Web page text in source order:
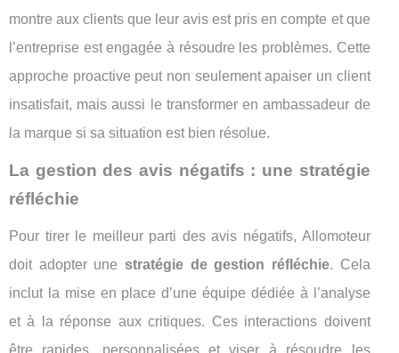
montre aux clients que leur avis est pris en compte et que
l’entreprise est engagée à résoudre les problèmes. Cette
approche proactive peut non seulement apaiser un client
insatisfait, mais aussi le transformer en ambassadeur de
la marque si sa situation est bien résolue.
La gestion des avis négatifs : une stratégie
réfléchie
Pour tirer le meilleur parti des avis négatifs, Allomoteur
doit adopter une stratégie de gestion réfléchie. Cela
inclut la mise en place d’une équipe dédiée à l’analyse
et à la réponse aux critiques. Ces interactions doivent